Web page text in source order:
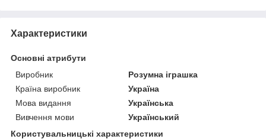
Характеристики
Основні атрибути
Виробник
Розумна іграшка
Країна виробник
Україна
Мова видання
Українська
Вивчення мови
Український
Користувальницькі характеристики